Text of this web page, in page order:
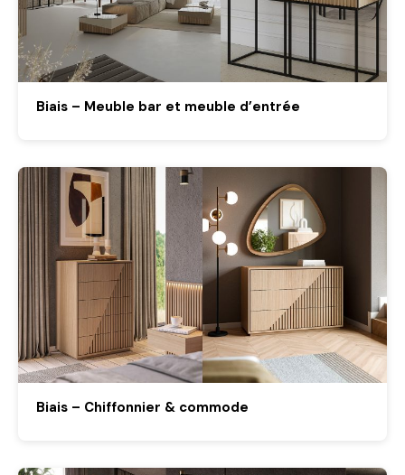
Biais – Meuble bar et meuble d’entrée
Biais – Chiffonnier & commode